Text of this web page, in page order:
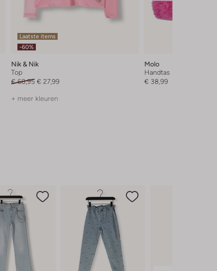
Laatste items
-60%
Nik & Nik
Top
€ 68,95 € 27,99
+ meer kleuren
Molo
Handtas
€ 38,99